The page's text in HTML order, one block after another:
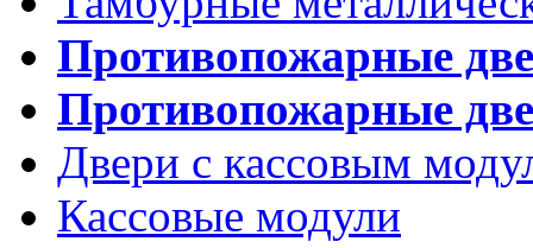
Противопожарные
Противопожарные
Двери с кассовым
Кассовые модули